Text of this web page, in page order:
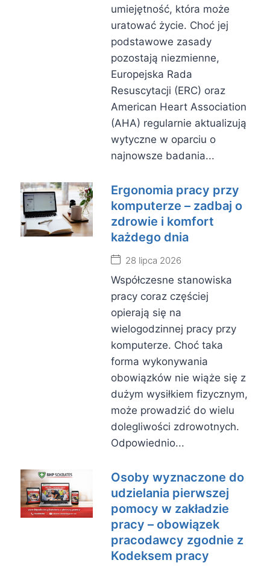
umiejętność, która może
uratować życie. Choć jej
podstawowe zasady
pozostają niezmienne,
Europejska Rada
Resuscytacji (ERC) oraz
American Heart Association
(AHA) regularnie aktualizują
wytyczne w oparciu o
najnowsze badania...
Ergonomia pracy przy
komputerze – zadbaj o
zdrowie i komfort
każdego dnia
28 lipca 2026
Współczesne stanowiska
pracy coraz częściej
opierają się na
wielogodzinnej pracy przy
komputerze. Choć taka
forma wykonywania
obowiązków nie wiąże się z
dużym wysiłkiem fizycznym,
może prowadzić do wielu
dolegliwości zdrowotnych.
Odpowiednio...
Osoby wyznaczone do
udzielania pierwszej
pomocy w zakładzie
pracy – obowiązek
pracodawcy zgodnie z
Kodeksem pracy